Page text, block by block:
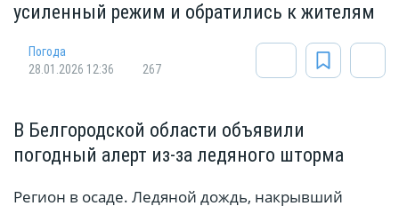
усиленный режим и обратились к жителям
Погода
28.01.2026 12:36
267
В Белгородской области объявили
погодный алерт из-за ледяного шторма
Регион в осаде. Ледяной дождь, накрывший